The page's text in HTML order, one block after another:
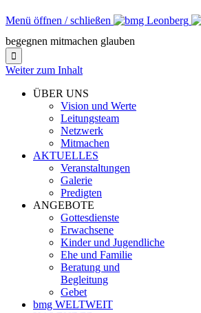
Menü öffnen / schließen
begegnen mitmachen glauben

Weiter zum Inhalt
ÜBER UNS
Vision und Werte
Leitungsteam
Netzwerk
Mitmachen
AKTUELLES
Veranstaltungen
Galerie
Predigten
ANGEBOTE
Gottesdienste
Erwachsene
Kinder und Jugendliche
Ehe und Familie
Beratung und
Begleitung
Gebet
bmg WELTWEIT